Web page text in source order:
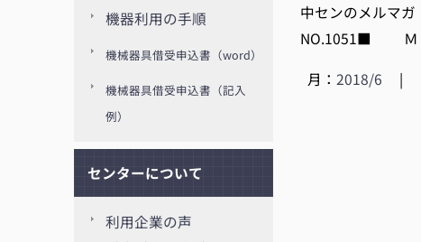
中センのメル
NO.1051■
月： 2018/6 |
機器利用の手順
機械器具借受申込書（word）
機械器具借受申込書（記入
例）
センターについて
利用企業の声